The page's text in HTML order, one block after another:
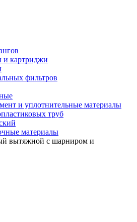
и картриджи
фильтров
и уплотнительные материалы
труб
материалы